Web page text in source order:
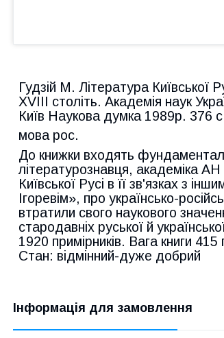
Гудзій М. Література Київської
XVIII століть. Академія наук
Київ Наукова думка 1989р. 376
мова рос.
До книжки входять
літературознавця, академіка
Київської Русі в її зв'язках з
Ігоревім», про українсько-
втратили свого наукового
стародавніх руської й
1920 примірників. Вага книги 415
Стан: відмінний-дуже добрий
Інформація для замовлення